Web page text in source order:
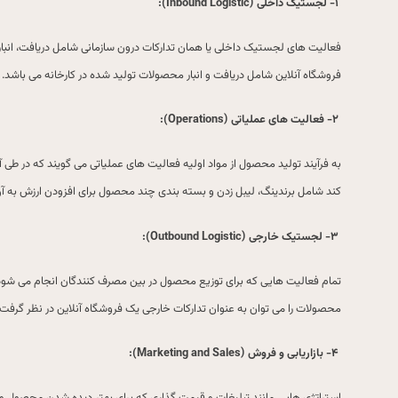
فعالیت های لجستیک داخلی یا همان تدارکات درون سازمانی شامل دریافت،
فروشگاه آنلاین شامل دریافت و انبار محصولات تولید شده در کارخانه می باشد.
فعالیت های عملیاتی(Operations):
به فرآیند تولید محصول از مواد اولیه فعالیت های عملیاتی می گویند که
کند شامل برندینگ، لیبل زدن و بسته بندی چند محصول برای افزودن ارزش به
لجستیک خارجی(Outbound Logistic):
تمام فعالیت هایی که برای توزیع محصول در بین مصرف کنندگان انجام می
محصولات را می توان به عنوان تدارکات خارجی یک فروشگاه آنلاین در نظر
بازاریابی و فروش(Marketing and Sales):